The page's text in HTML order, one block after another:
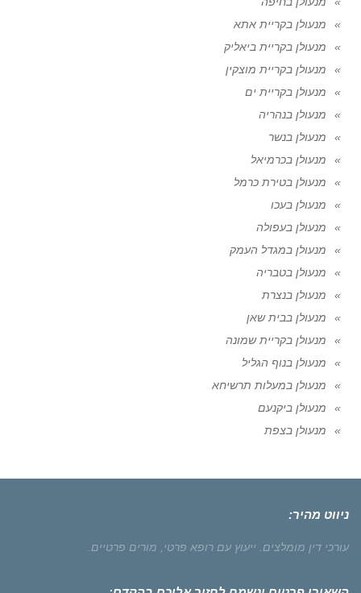
מנעולן בקריית אתא
מנעולן בקריית ביאליק
מנעולן בקריית מוצקין
מנעולן בקריית ים
מנעולן בנהריה
מנעולן בנשר
מנעולן בכרמיאל
מנעולן בטירת כרמל
מנעולן בעכו
מנעולן בעפולה
מנעולן במגדל העמק
מנעולן בטבריה
מנעולן בנצרת
מנעולן בבית שאן
מנעולן בקריית שמונה
מנעולן בנוף הגליל
מנעולן במעלות תרשיחא
מנעולן ביקנעם
מנעולן בצפת
ניווט מהיר:
עורכי דין מומלצים. ייעוץ עם רופא פרטי, מורים פרטיים.